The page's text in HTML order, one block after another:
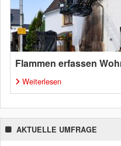
Flammen erfassen
Weiterlesen
AKTUELLE UMFRAGE